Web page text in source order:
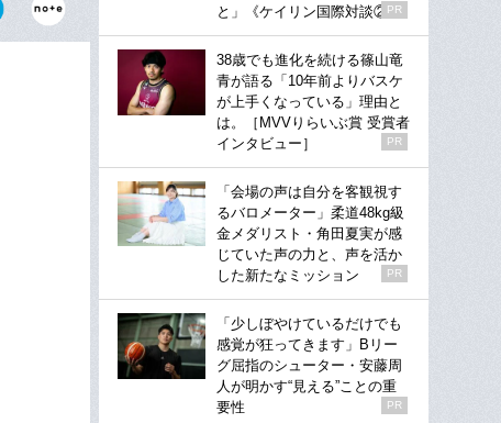
と」《ケイリン国際対談②》
PR
38歳でも進化を続ける篠山竜
青が語る「10年前よりバスケ
が上手くなっている」理由と
は。［MVVりらいぶ賞 受賞者
インタビュー］
PR
「会場の声は自分を客観視す
るバロメーター」柔道48kg級
金メダリスト・角田夏実が感
じていた声の力と、声を活か
した新たなミッション
PR
「少しぼやけているだけでも
感覚が狂ってきます」Bリー
グ屈指のシューター・安藤周
人が明かす“見える”ことの重
要性
PR